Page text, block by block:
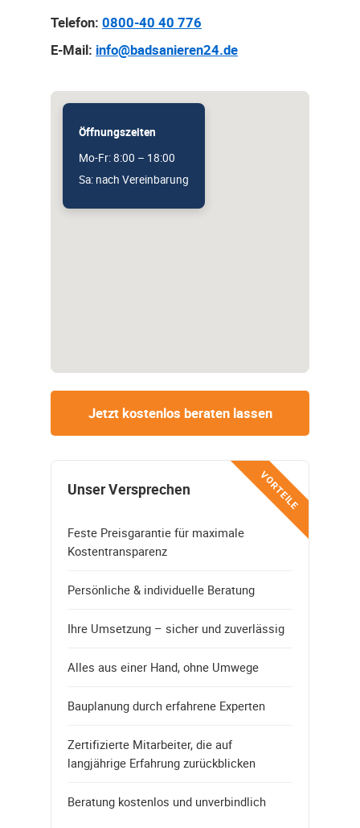
Telefon: 0800-40 40 776
E-Mail: info@badsanieren24.de
Öffnungszeiten
Mo-Fr: 8:00 – 18:00
Sa: nach Vereinbarung
Jetzt kostenlos beraten lassen
VORTEILE
Unser Versprechen
Feste Preisgarantie für maximale
Kostentransparenz
Persönliche & individuelle Beratung
Ihre Umsetzung – sicher und zuverlässig
Alles aus einer Hand, ohne Umwege
Bauplanung durch erfahrene Experten
Zertifizierte Mitarbeiter, die auf
langjährige Erfahrung zurückblicken
Beratung kostenlos und unverbindlich